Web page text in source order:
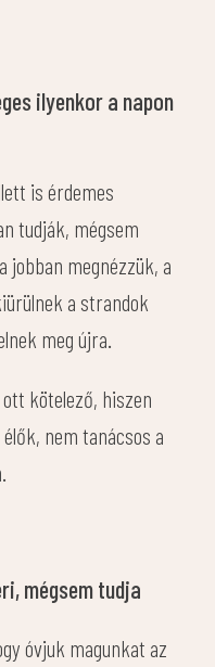
ilyenkor a napon
is érdemes
tudják, mégsem
jobban megnézzük, a
a strandok
meg újra.
kötelező, hiszen
nem tanácsos a
mégsem tudja
óvjuk magunkat az